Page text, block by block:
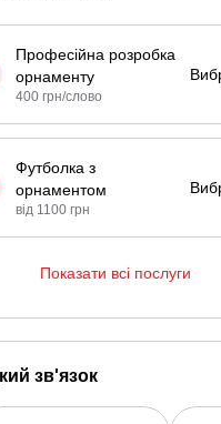
Професійна розробка
орнаменту
400 грн/слово
Футболка з
орнаментом
від 1100 грн
Показати всі послуги
зв'язок